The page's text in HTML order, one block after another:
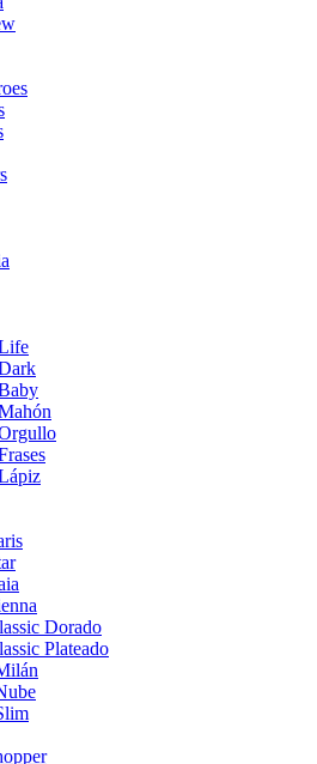
Dorado
Plateado